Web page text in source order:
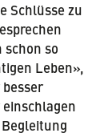
Schlüsse zu
schon so
Leben»,
einschlagen